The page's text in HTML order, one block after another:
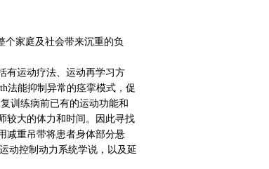
家庭及社会带来沉重的负
有运动疗法、运动再学习方
法能抑制异常的痉挛模式，促
训练病前已有的运动功能和
较大的体力和时间。因此寻找
减重吊带将患者身体部分悬
动控制动力系统学说，以及延